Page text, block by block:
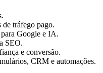
de tráfego pago.
Google e IA.
SEO.
e conversão.
CRM e automações.